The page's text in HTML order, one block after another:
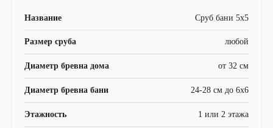
Название Сруб бани 5х5
Размер сруба любой
Диаметр бревна дома от 32 см
Диаметр бревна бани 24-28 см до 6х6
Этажность 1 или 2 этажа